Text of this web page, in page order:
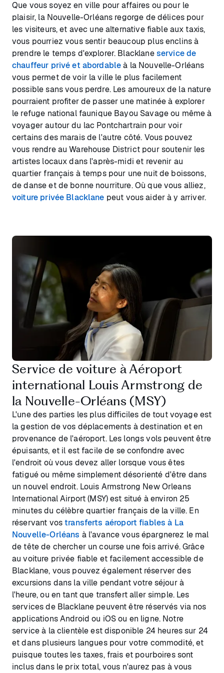
Que vous soyez en ville pour affaires ou pour le
plaisir, la Nouvelle-Orléans regorge de délices pour
les visiteurs, et avec une alternative fiable aux taxis,
vous pourriez vous sentir beaucoup plus enclins à
prendre le temps d'explorer. Blacklaneservice de
chauffeur privé et abordableà la Nouvelle-Orléans
vous permet de voir la ville le plus facilement
possible sans vous perdre. Les amoureux de la nature
pourraient profiter de passer une matinée à explorer
le refuge national faunique Bayou Savage ou même à
voyager autour du lac Pontchartrain pour voir
certains des marais de l'autre côté. Vous pouvez
vous rendre au Warehouse District pour soutenir les
artistes locaux dans l'après-midi et revenir au
quartier français à temps pour une nuit de boissons,
de danse et de bonne nourriture. Où que vous alliez,
voiture privée Blacklane peut vous aider à y arriver.
Service de voiture à Aéroport
international Louis Armstrong de
la Nouvelle-Orléans (MSY)
L'une des parties les plus difficiles de tout voyage est
la gestion de vos déplacements à destination et en
provenance de l'aéroport. Les longs vols peuvent être
épuisants, et il est facile de se confondre avec
l'endroit où vous devez aller lorsque vous êtes
fatigué ou même simplement désorienté d'être dans
un nouvel endroit. Louis Armstrong New Orleans
International Airport (MSY) est situé à environ 25
minutes du célèbre quartier français de la ville. En
réservant vostransferts aéroport fiables à La
Nouvelle-Orléans à l'avance vous épargnerez le mal
de tête de chercher un course une fois arrivé. Grâce
au voiture privée fiable et facilement accessible de
Blacklane, vous pouvez également réserver des
excursions dans la ville pendant votre séjour à
l'heure, ou en tant que transfert aller simple. Les
services de Blacklane peuvent être réservés via nos
applications Android ou iOS ou en ligne. Notre
service à la clientèle est disponible 24 heures sur 24
et dans plusieurs langues pour votre commodité, et
puisque toutes les taxes, frais et pourboires sont
inclus dans le prix total, vous n'aurez pas à vous